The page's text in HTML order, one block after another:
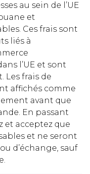
au sein de l’UE
et
Ces frais sont
liés à
l’UE et sont
Les frais de
affichés comme
avant que
En passant
et acceptez que
et ne seront
d’échange, sauf